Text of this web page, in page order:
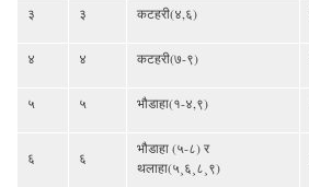
३ ३ कटहरी(४,६)
४ ४ कटहरी(७-९)
५ ५ भौडाहा(१-४,९)
६ ६
भौडाहा (५-८) र
थलाहा(५¸६¸८¸९)